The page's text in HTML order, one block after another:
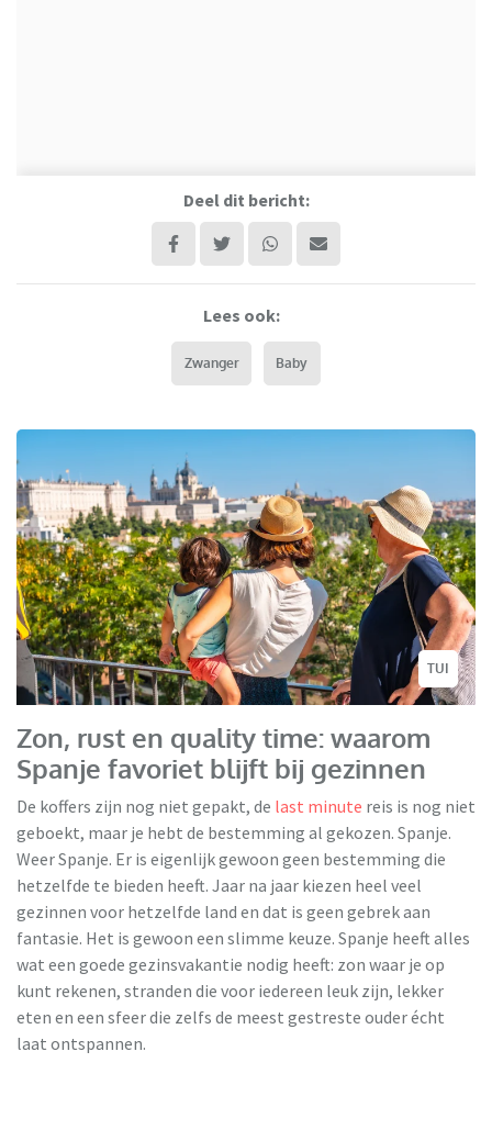
Deel dit bericht:
Lees ook:
Zwanger Baby
TUI
Zon, rust en quality time: waarom
Spanje favoriet blijft bij gezinnen
De koffers zijn nog niet gepakt, de last minute reis is nog niet
geboekt, maar je hebt de bestemming al gekozen. Spanje.
Weer Spanje. Er is eigenlijk gewoon geen bestemming die
hetzelfde te bieden heeft. Jaar na jaar kiezen heel veel
gezinnen voor hetzelfde land en dat is geen gebrek aan
fantasie. Het is gewoon een slimme keuze. Spanje heeft alles
wat een goede gezinsvakantie nodig heeft: zon waar je op
kunt rekenen, stranden die voor iedereen leuk zijn, lekker
eten en een sfeer die zelfs de meest gestreste ouder écht
laat ontspannen.